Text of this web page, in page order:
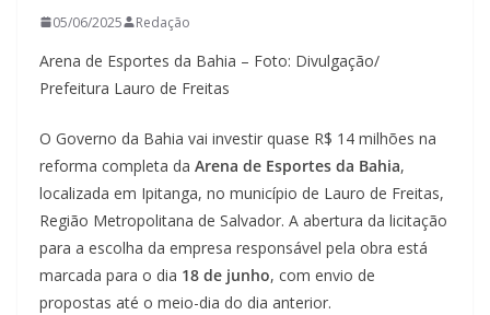
05/06/2025 Redação
Arena de Esportes da Bahia – Foto: Divulgação/
Prefeitura Lauro de Freitas
O Governo da Bahia vai investir quase R$ 14 milhões na
reforma completa da Arena de Esportes da Bahia,
localizada em Ipitanga, no município de Lauro de Freitas,
Região Metropolitana de Salvador. A abertura da licitação
para a escolha da empresa responsável pela obra está
marcada para o dia 18 de junho, com envio de
propostas até o meio-dia do dia anterior.